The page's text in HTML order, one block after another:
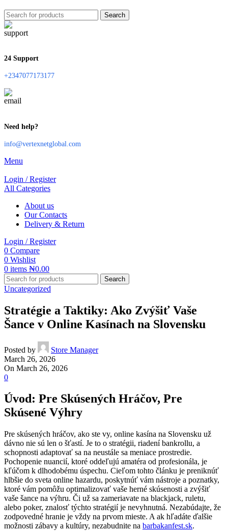
Search
24 Support
+2347077173177
Need help?
info@vertexnetglobal.com
Menu
Login / Register
All Categories
About us
Our Contacts
Delivery & Return
Login / Register
0 Compare
0 Wishlist
0 items ₦0.00
Search
Uncategorized
Stratégie a Taktiky: Ako Zvýšiť Vaše
Šance v Online Kasínach na Slovensku
Posted by
Store Manager
March 26, 2026
On March 26, 2026
0
Úvod: Pre Skúsených Hráčov, Pre
Skúsené Výhry
Pre skúsených hráčov, ako ste vy, online kasína na Slovensku už
dávno nie sú len o šťastí. Je to o stratégii, riadení bankrollu, a
schopnosti adaptovať sa na neustále sa meniace prostredie.
Pochopenie nuancií, ktoré oddeľujú amatéra od profesionála, je
kľúčom k dlhodobému úspechu. Cieľom tohto článku je preniknúť
hlbšie do sveta online hazardu, poskytnúť vám nástroje a poznatky,
ktoré vám pomôžu optimalizovať vaše herné skúsenosti a zvýšiť
vaše šance na výhru. Či už sa zameriavate na blackjack, ruletu,
alebo poker, znalosť týchto stratégií je nevyhnutná. Nezabúdajte, že
zodpovedné hranie je vždy na prvom mieste. A ak hľadáte ďalšie
možnosti zábavy a kultúry, nezabudnite na barbakanfest.sk.